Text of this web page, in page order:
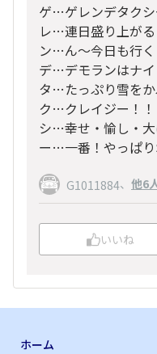
ゲ…ゲレンデタク
レ…連日盛り上がる
ン…ん〜今日も行く
デ…デモランはナ
タ…たっぷり雪を
ク…クレイジー！！
シ…幸せ・愉し・
ー…一番！やっぱり
G1011884、 他6
いいね
ホーム